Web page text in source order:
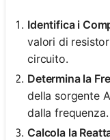
Identifica i
valori di
circuito.
Determina la
della sorgente
dalla frequenza.
Calcola la